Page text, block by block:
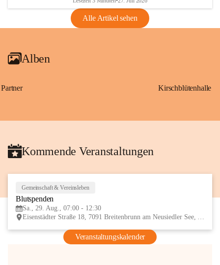
Alle Artikel sehen
Alben
Partner Kirschblütenhalle
Kommende Veranstaltungen
Gemeinschaft & Vereinsleben
Blutspenden
Sa., 29. Aug., 07:00 - 12:30
Eisenstädter Straße 18, 7091 Breitenbrunn am Neusiedler See, AUT
Veranstaltungskalender